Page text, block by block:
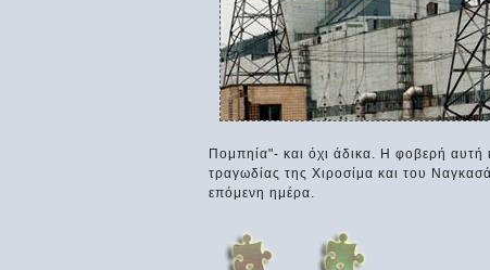
Πομπηία"- και όχι άδικα. Η φοβερή αυτή
τραγωδίας της Χιροσίμα και του
επόμενη ημέρα.